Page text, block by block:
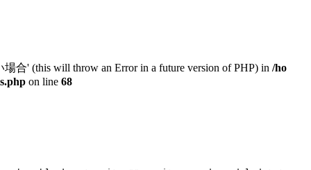
合' (this will throw an Error in a future version of PHP) in /ho
on line 68